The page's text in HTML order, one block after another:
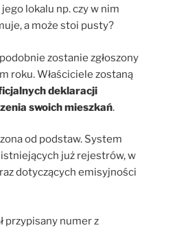
lokalu np. czy w nim
a może stoi pusty?
zostanie zgłoszony
roku. Właściciele zostaną
deklaracji
swoich mieszkań.
od podstaw. System
już rejestrów, w
dotyczących emisyjności
przypisany numer z